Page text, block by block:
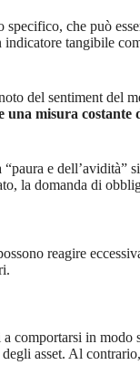
che può
indicatore tangibile
del sentiment
misura costante
e dell’avidità”
la domanda di
reagire
comportarsi in
asset. Al